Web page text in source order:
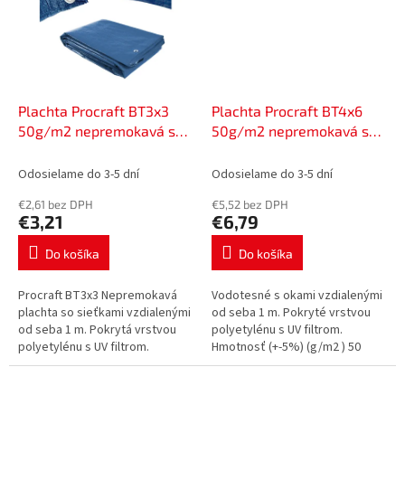
Plachta Procraft BT3x3
50g/m2 nepremokavá so
BT3x3
Odosielame do 3-5 dní
€2,61 bez DPH
€3,21
Do košíka
Procraft BT3x3 Nepremokavá
plachta so sieťkami vzdialenými
od seba 1 m. Pokrytá vrstvou
polyetylénu s UV filtrom.
Hmotnosť (+-5%) (g/m2 ) 50
Plachta Procraft BT4x6
50g/m2 nepremokavá so
BT4x6
Odosielame do 3-5 dní
€5,52 bez DPH
€6,79
Do košíka
Vodotesné s okami vzdialenými
od seba 1 m. Pokryté vrstvou
polyetylénu s UV filtrom.
Hmotnosť (+-5%) (g/m2 ) 50
Farba: modrá Rozmery (m) 4x6